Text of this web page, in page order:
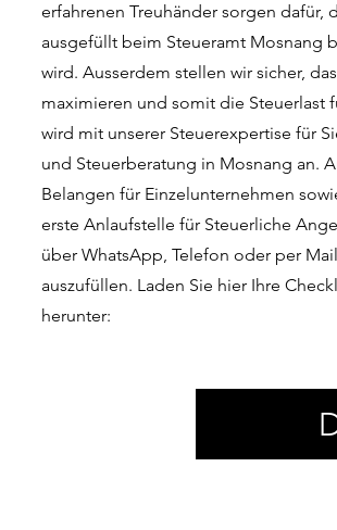
erfahrenen Treuhänder sorgen
ausgefüllt beim Steueramt Mosnang
wird. Ausserdem stellen wir sicher,
maximieren und somit die Steuerlast
wird mit unserer Steuerexpertise für
und Steuerberatung in Mosnang an.
Belangen für Einzelunternehmen
erste Anlaufstelle für Steuerliche
über WhatsApp, Telefon oder per
auszufüllen. Laden Sie hier Ihre
herunter: